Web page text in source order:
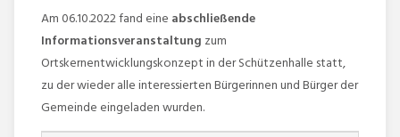
Am 06.10.2022 fand eine abschließende
Informationsveranstaltung zum
Ortskernentwicklungskonzept in der Schützenhalle statt,
zu der wieder alle interessierten Bürgerinnen und Bürger der
Gemeinde eingeladen wurden.